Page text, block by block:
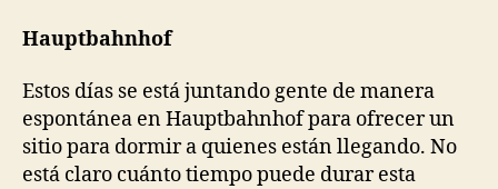
Hauptbahnhof
Estos días se está juntando gente de manera
espontánea en Hauptbahnhof para ofrecer un
sitio para dormir a quienes están llegando. No
está claro cuánto tiempo puede durar esta